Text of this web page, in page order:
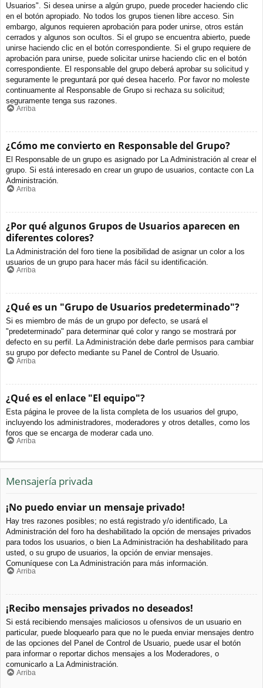
Usuarios". Si desea unirse a algún grupo, puede proceder haciendo clic
en el botón apropiado. No todos los grupos tienen libre acceso. Sin
embargo, algunos requieren aprobación para poder unirse, otros están
cerrados y algunos son ocultos. Si el grupo se encuentra abierto, puede
unirse haciendo clic en el botón correspondiente. Si el grupo requiere de
aprobación para unirse, puede solicitar unirse haciendo clic en el botón
correspondiente. El responsable del grupo deberá aprobar su solicitud y
seguramente le preguntará por qué desea hacerlo. Por favor no moleste
continuamente al Responsable de Grupo si rechaza su solicitud;
seguramente tenga sus razones.
Arriba
¿Cómo me convierto en Responsable del Grupo?
El Responsable de un grupo es asignado por La Administración al crear el
grupo. Si está interesado en crear un grupo de usuarios, contacte con La
Administración.
Arriba
¿Por qué algunos Grupos de Usuarios aparecen en
diferentes colores?
La Administración del foro tiene la posibilidad de asignar un color a los
usuarios de un grupo para hacer más fácil su identificación.
Arriba
¿Qué es un "Grupo de Usuarios predeterminado"?
Si es miembro de más de un grupo por defecto, se usará el
"predeterminado" para determinar qué color y rango se mostrará por
defecto en su perfil. La Administración debe darle permisos para cambiar
su grupo por defecto mediante su Panel de Control de Usuario.
Arriba
¿Qué es el enlace "El equipo"?
Esta página le provee de la lista completa de los usuarios del grupo,
incluyendo los administradores, moderadores y otros detalles, como los
foros que se encarga de moderar cada uno.
Arriba
Mensajería privada
¡No puedo enviar un mensaje privado!
Hay tres razones posibles; no está registrado y/o identificado, La
Administración del foro ha deshabilitado la opción de mensajes privados
para todos los usuarios, o bien La Administración ha deshabilitado para
usted, o su grupo de usuarios, la opción de enviar mensajes.
Comuníquese con La Administración para más información.
Arriba
¡Recibo mensajes privados no deseados!
Si está recibiendo mensajes maliciosos u ofensivos de un usuario en
particular, puede bloquearlo para que no le pueda enviar mensajes dentro
de las opciones del Panel de Control de Usuario, puede usar el botón
para informar o reportar dichos mensajes a los Moderadores, o
comunicarlo a La Administración.
Arriba